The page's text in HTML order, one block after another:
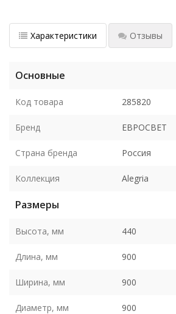
Характеристики Отзывы
Основные
Код товара 285820
Бренд ЕВРОСВЕТ
Страна бренда Россия
Коллекция Alegria
Размеры
Высота, мм 440
Длина, мм 900
Ширина, мм 900
Диаметр, мм 900